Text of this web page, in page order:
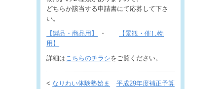
どちらか該当する申請書にて応募して下さ
い。
【製品・商品用】 ・
【景観・催し物
用】
詳細は こちらのチラシをご覧ください。
< なりわい体験塾始ま
平成29年度補正予算